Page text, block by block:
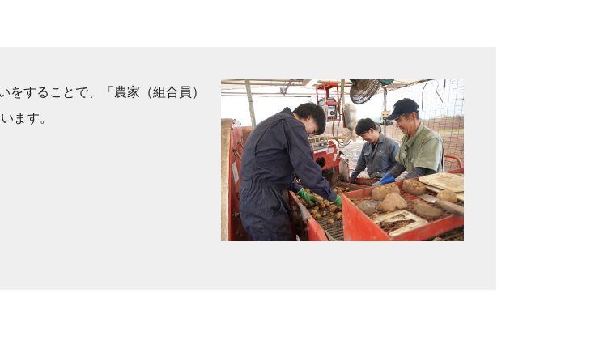
することで、「農家（組合員）
ます。